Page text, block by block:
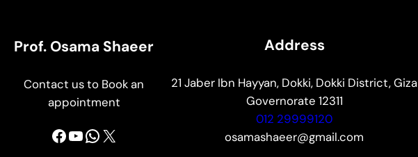
Prof. Osama Shaeer
Contact us to Book an
appointment
Facebook YouTube WhatsApp X
Address
21 Jaber Ibn Hayyan, Dokki, Dokki District, Giza
Governorate 12311
012 29999120
osamashaeer@gmail.com